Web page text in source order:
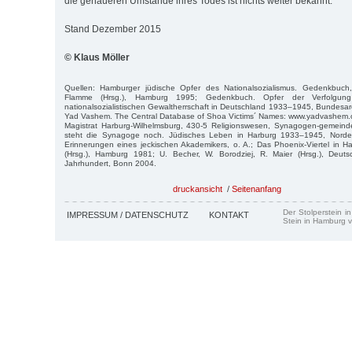
Stand Dezember 2015
© Klaus Möller
Quellen: Hamburger jüdische Opfer des Nationalsozialismus.
Flamme (Hrsg.), Hamburg 1995; Gedenkbuch. Opfer der
nationalsozialistischen Gewaltherrschaft in Deutschland 1933–1945,
Yad Vashem. The Central Database of Shoa Victims´ Names:
Magistrat Harburg-Wilhelmsburg, 430-5 Religionswesen, Synagogen-
steht die Synagoge noch. Jüdisches Leben in Harburg 1933–1945,
Erinnerungen eines jeckischen Akademikers, o. A.; Das Phoenix-Viertel in
(Hrsg.), Hamburg 1981; U. Becher, W. Borodziej, R. Maier (Hrsg.),
Jahrhundert, Bonn 2004.
druckansicht / Seitenanfang
IMPRESSUM / DATENSCHUTZ KONTAKT
Der Stolperstein
Stein in Hamburg